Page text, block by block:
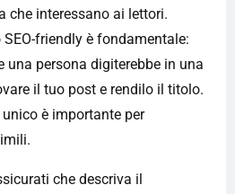
che interessano ai lettori.
friendly è fondamentale:
una persona digiterebbe in una
il tuo post e rendilo il titolo.
è importante per
che descriva il